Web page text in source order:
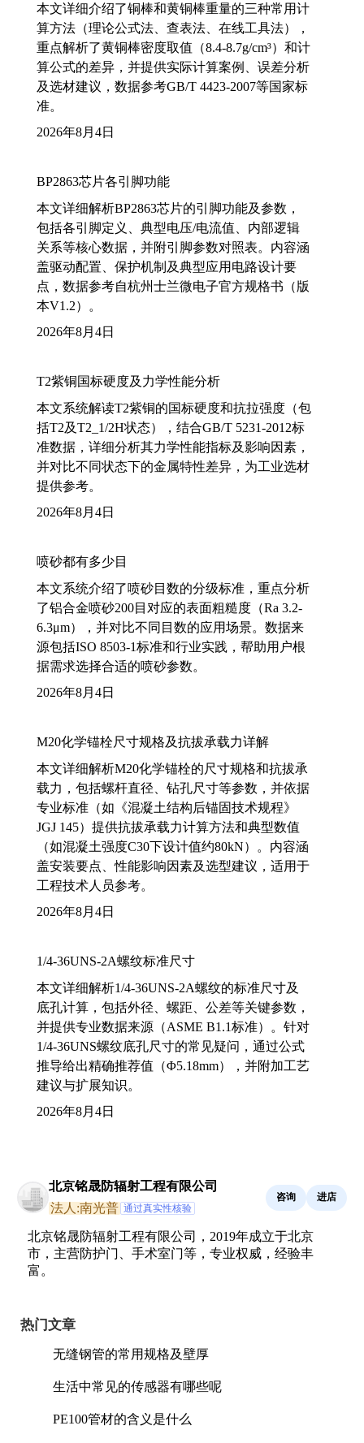
本文详细介绍了铜棒和黄铜棒重量的三种常用计
算方法（理论公式法、查表法、在线工具法），
重点解析了黄铜棒密度取值（8.4-8.7g/cm³）和计
算公式的差异，并提供实际计算案例、误差分析
及选材建议，数据参考GB/T 4423-2007等国家标
准。
2026年8月4日
BP2863芯片各引脚功能
本文详细解析BP2863芯片的引脚功能及参数，
包括各引脚定义、典型电压/电流值、内部逻辑
关系等核心数据，并附引脚参数对照表。内容涵
盖驱动配置、保护机制及典型应用电路设计要
点，数据参考自杭州士兰微电子官方规格书（版
本V1.2）。
2026年8月4日
T2紫铜国标硬度及力学性能分析
本文系统解读T2紫铜的国标硬度和抗拉强度（包
括T2及T2_1/2H状态），结合GB/T 5231-2012标
准数据，详细分析其力学性能指标及影响因素，
并对比不同状态下的金属特性差异，为工业选材
提供参考。
2026年8月4日
喷砂都有多少目
本文系统介绍了喷砂目数的分级标准，重点分析
了铝合金喷砂200目对应的表面粗糙度（Ra 3.2-
6.3μm），并对比不同目数的应用场景。数据来
源包括ISO 8503-1标准和行业实践，帮助用户根
据需求选择合适的喷砂参数。
2026年8月4日
M20化学锚栓尺寸规格及抗拔承载力详解
本文详细解析M20化学锚栓的尺寸规格和抗拔承
载力，包括螺杆直径、钻孔尺寸等参数，并依据
专业标准（如《混凝土结构后锚固技术规程》
JGJ 145）提供抗拔承载力计算方法和典型数值
（如混凝土强度C30下设计值约80kN）。内容涵
盖安装要点、性能影响因素及选型建议，适用于
工程技术人员参考。
2026年8月4日
1/4-36UNS-2A螺纹标准尺寸
本文详细解析1/4-36UNS-2A螺纹的标准尺寸及
底孔计算，包括外径、螺距、公差等关键参数，
并提供专业数据来源（ASME B1.1标准）。针对
1/4-36UNS螺纹底孔尺寸的常见疑问，通过公式
推导给出精确推荐值（Φ5.18mm），并附加工艺
建议与扩展知识。
2026年8月4日
北京铭晟防辐射工程有限公司
法人:南光普 通过真实性核验
咨询 进店
北京铭晟防辐射工程有限公司，2019年成立于北京
市，主营防护门、手术室门等，专业权威，经验丰
富。
热门文章
无缝钢管的常用规格及壁厚
生活中常见的传感器有哪些呢
PE100管材的含义是什么